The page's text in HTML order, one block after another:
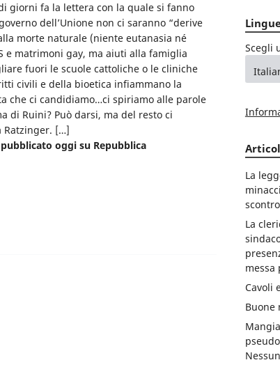
giorni fa la lettera con la quale si fanno
dell’Unione non ci saranno “derive
morte naturale (niente eutanasia né
e matrimoni gay, ma aiuti alla famiglia
fuori le scuole cattoliche o le cliniche
civili e della bioetica infiammano la
che ci candidiamo…ci spiriamo alle parole
di Ruini? Può darsi, ma del resto ci
Ratzinger. […]
oggi su Repubblica
Scegli
La
La
messa
Cavoli
Buone